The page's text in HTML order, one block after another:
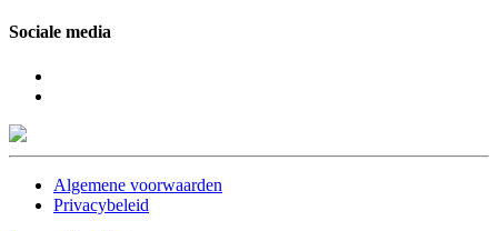
Sociale media
Algemene voorwaarden
Privacybeleid